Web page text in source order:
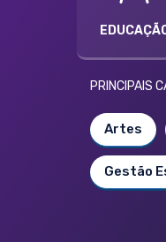
PRINCIPAIS
Artes
Gestão